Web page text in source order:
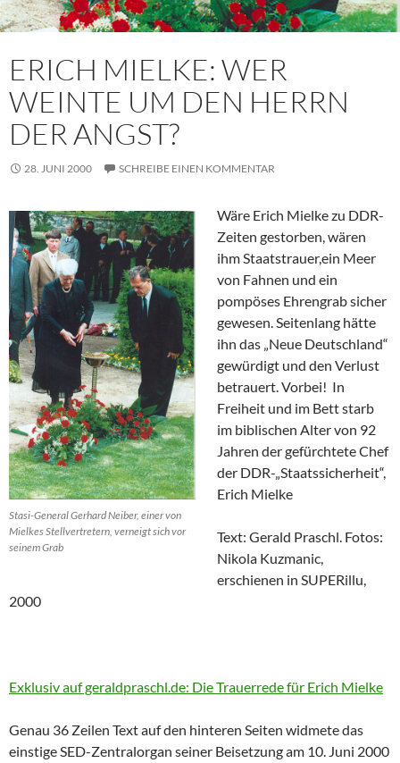
ERICH MIELKE: WER
WEINTE UM DEN HERRN
DER ANGST?
28. JUNI 2000 SCHREIBE EINEN KOMMENTAR
Stasi-General Gerhard Neiber, einer von
Mielkes Stellvertretern, verneigt sich vor
seinem Grab
Wäre Erich Mielke zu DDR-
Zeiten gestorben, wären
ihm Staatstrauer,ein Meer
von Fahnen und ein
pompöses Ehrengrab sicher
gewesen. Seitenlang hätte
ihn das „Neue Deutschland“
gewürdigt und den Verlust
betrauert. Vorbei! In
Freiheit und im Bett starb
im biblischen Alter von 92
Jahren der gefürchtete Chef
der DDR-„Staatssicherheit“,
Erich Mielke
Text: Gerald Praschl. Fotos:
Nikola Kuzmanic,
erschienen in SUPERillu,
2000
Exklusiv auf geraldpraschl.de: Die Trauerrede für Erich Mielke
Genau 36 Zeilen Text auf den hinteren Seiten widmete das
einstige SED-Zentralorgan seiner Beisetzung am 10. Juni 2000